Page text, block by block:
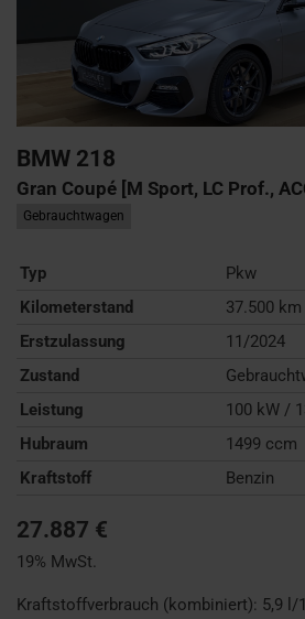
BMW 218
Gran Coupé [M Sport, LC Prof.,
Gebrauchtwagen
Typ
Pkw
Kilometerstand
37.500 km
Erstzulassung
11/2024
Zustand
Leistung
100 kW /
Hubraum
1499 ccm
Kraftstoff
Benzin
27.887 €
19% MwSt.
Kraftstoffverbrauch (kombiniert): 5,9 l/